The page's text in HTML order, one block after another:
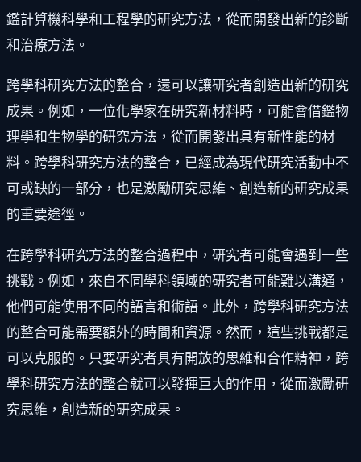
鑑計算機科學和工程學的研究方法，從而開發出新的診斷
和治療方法。
跨學科研究方法的整合，還可以讓研究者創造出新的研究
成果。例如，一位化學家在研究新材料時，可能會借鑑物
理學和生物學的研究方法，從而開發出具有新性能的材
料。跨學科研究方法的整合，已經成為現代研究活動中不
可或缺的一部分，也是激勵研究思維、創造新的研究成果
的重要途徑。
在跨學科研究方法的整合過程中，研究者可能會遇到一些
挑戰。例如，來自不同學科領域的研究者可能難以溝通，
他們可能使用不同的語言和術語。此外，跨學科研究方法
的整合可能需要額外的時間和資源。然而，這些挑戰都是
可以克服的。只要研究者具有開放的思維和合作精神，跨
學科研究方法的整合就可以發揮巨大的作用，從而激勵研
究思維，創造新的研究成果。